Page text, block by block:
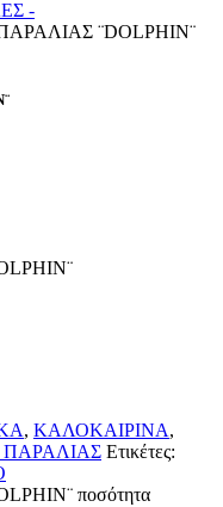
-
¨DOLPHIN¨
, ΚΑΛΟΚΑΙΡΙΝΑ,
Ετικέτες:
ποσότητα